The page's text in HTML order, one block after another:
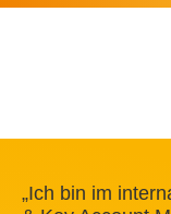
„Ich bin im